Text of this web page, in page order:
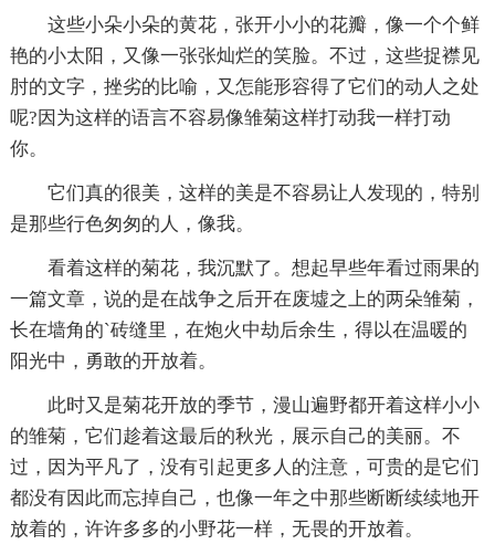
这些小朵小朵的黄花，张开小小的花瓣，像一个个鲜
艳的小太阳，又像一张张灿烂的笑脸。不过，这些捉襟见
肘的文字，挫劣的比喻，又怎能形容得了它们的动人之处
呢?因为这样的语言不容易像雏菊这样打动我一样打动
你。
它们真的很美，这样的美是不容易让人发现的，特别
是那些行色匆匆的人，像我。
看着这样的菊花，我沉默了。想起早些年看过雨果的
一篇文章，说的是在战争之后开在废墟之上的两朵雏菊，
长在墙角的`砖缝里，在炮火中劫后余生，得以在温暖的
阳光中，勇敢的开放着。
此时又是菊花开放的季节，漫山遍野都开着这样小小
的雏菊，它们趁着这最后的秋光，展示自己的美丽。不
过，因为平凡了，没有引起更多人的注意，可贵的是它们
都没有因此而忘掉自己，也像一年之中那些断断续续地开
放着的，许许多多的小野花一样，无畏的开放着。